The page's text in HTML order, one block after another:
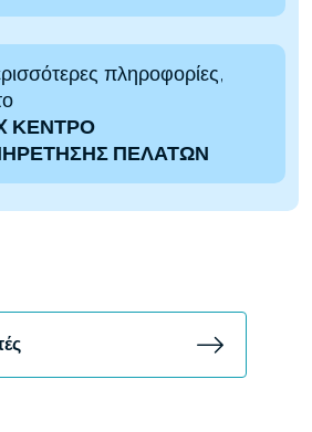
πληροφορίες,
ΚΕΝΤΡΟ
ΠΕΛΑΤΩΝ